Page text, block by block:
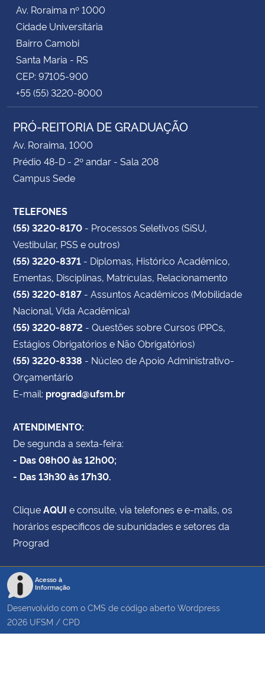
Av. Roraima nº 1000
Cidade Universitária
Bairro Camobi
Santa Maria - RS
CEP: 97105-900
+55 (55) 3220-8000
PRÓ-REITORIA DE GRADUAÇÃO
Av. Roraima, 1000
Prédio 48-D - 2º andar - Sala 208
Campus Sede
TELEFONES
(55) 3220-8170 - Processos Seletivos (SiSU,
Vestibular, PSS e outros)
(55) 3220-8371 - Diplomas, Histórico Acadêmico,
Ementas, Disciplinas, Matrículas, Relacionamento
(55) 3220-8187 - Assuntos Acadêmicos (Mobilidade
Nacional, Vida Acadêmica)
(55) 3220-8872 - Questões sobre Cursos (PPCs,
Estágios Obrigatórios e Não Obrigatórios)
(55) 3220-8338 - Núcleo de Apoio Administrativo-
Orçamentário
E-mail: prograd@ufsm.br
ATENDIMENTO:
De segunda a sexta-feira:
- Das 08h00 às 12h00;
- Das 13h30 às 17h30.
CliqueAQUI e consulte, via telefones e e-mails, os
horários específicos de subunidades e setores da
Prograd
Acesso à
Informação
Desenvolvido com o CMS de código aberto Wordpress
2026 UFSM / CPD